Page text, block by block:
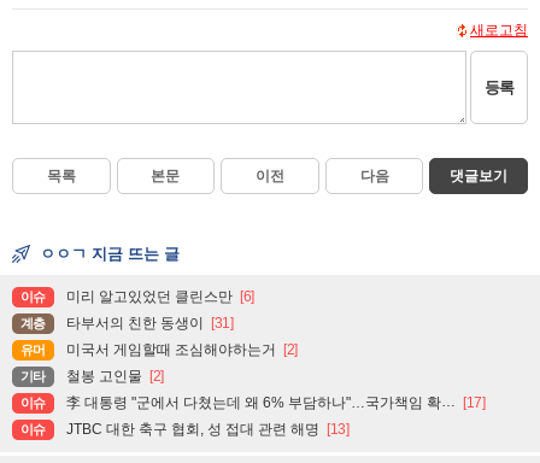
새로고침
등록
목록 본문 이전 다음 댓글보기
ㅇㅇㄱ 지금 뜨는 글
이슈 미리 알고있었던 클린스만 [6]
계층 타부서의 친한 동생이 [31]
유머 미국서 게임할때 조심해야하는거 [2]
기타 철봉 고인물 [2]
이슈 李 대통령 "군에서 다쳤는데 왜 6% 부담하나"…국가책임 확대 주문 [17]
이슈 JTBC 대한 축구 협회, 성 접대 관련 해명 [13]